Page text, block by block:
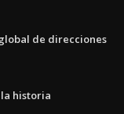
de direcciones
historia